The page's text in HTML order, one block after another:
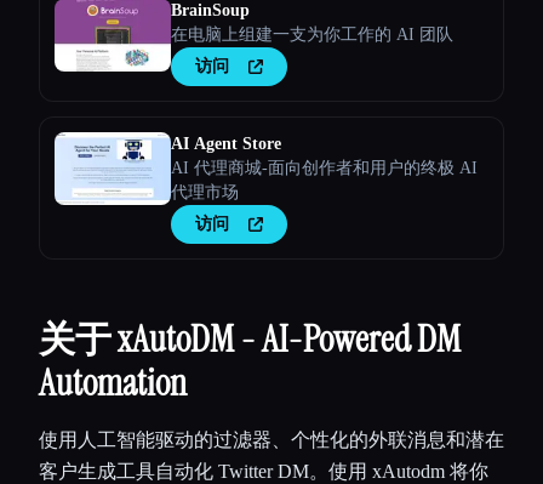
BrainSoup
在电脑上组建一支为你工作的 AI 团队
访问
AI Agent Store
AI 代理商城-面向创作者和用户的终极 AI
代理市场
访问
关于 xAutoDM - AI-Powered DM
Automation
使用人工智能驱动的过滤器、个性化的外联消息和潜在
客户生成工具自动化 Twitter DM。使用 xAutodm 将你